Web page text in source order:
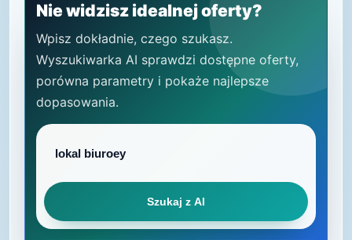
Nie widzisz idealnej oferty?
Wpisz dokładnie, czego szukasz.
Wyszukiwarka AI sprawdzi dostępne oferty,
porówna parametry i pokaże najlepsze
dopasowania.
Szukaj z AI